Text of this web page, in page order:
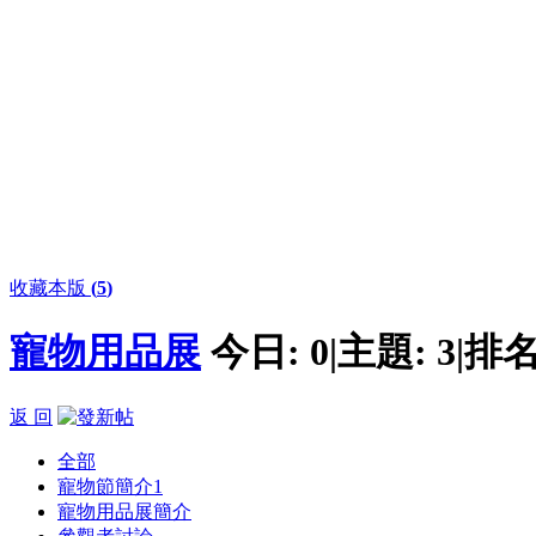
收藏本版 (5)
寵物用品展 今日: 0|主題: 3|排
返 回
全部
寵物節簡介1
寵物用品展簡介